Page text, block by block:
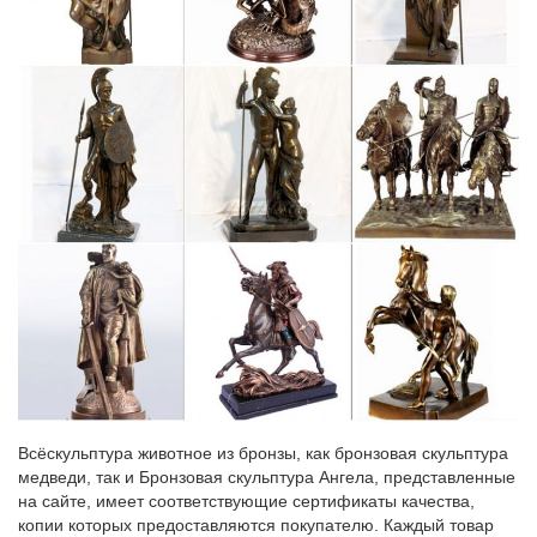
Статуэтки и фигурки собака Pavone купить в интернет-
магазине…
Купить Статуэтки и фигурки собака Pavone с доставкой на
следующий день, лучшая цена на бокалы для вина Bohemia,
доставка по Москве и всей России.650 руб. Фигурка символ
года Собака.
Собака – символ 2018 года, подарите своим близким
старинную…
Собака – символ ответственности и дружелюбия! Считается,
что собака привнесет в этот год уравновешенность,
внутренний покой и порядок. Старинная фарфоровая
статуэтка собаки станет отличным подарком к Новому Году.
Оценка антиквариата по фотографии онлайн…
кронштадт пушкин павловск царское село вызов и выезд
оценщика на дом бесплатно покупаем дорого деньги сразу
узнать цену иконы фарфора статуэток янтаря Значков Бон…
Всёскульптура животное из бронзы, как бронзовая скульптура
медведи, так и Бронзовая скульптура Ангела, представленные
на сайте, имеет соответствующие сертификаты качества,
копии которых предоставляются покупателю. Каждый товар